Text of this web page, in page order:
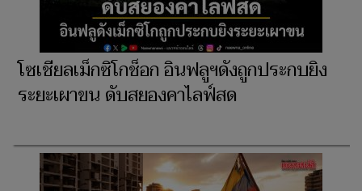
โซเชียลเม็กซิโกช็อก อินฟลูฯดังถูกประกบยิง
ระยะเผาขน ดับสยองคาไลฟ์สด